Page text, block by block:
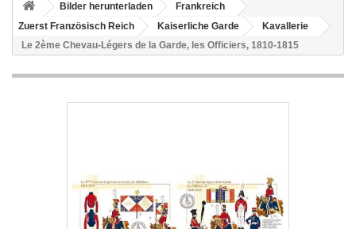
Bilder herunterladen
Frankreich
Zuerst Französisch Reich
Kaiserliche Garde
Kavallerie
Le 2ème Chevau-Légers de la Garde, les Officiers, 1810-1815